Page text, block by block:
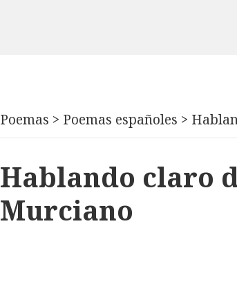
Poemas > Poemas españoles >
Hablando claro
Murciano